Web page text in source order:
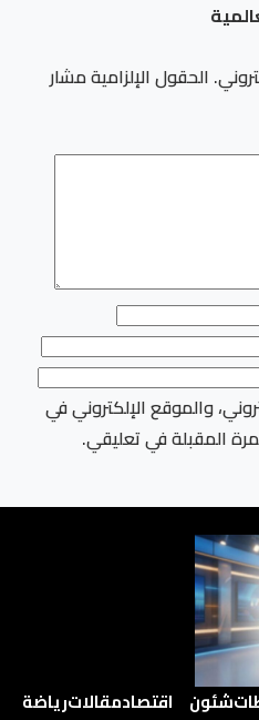
الحقول الإلزامية مشار
والموقع الإلكتروني في
المقبلة في تعليقي.
شئون اقتصادمقالاترياضة